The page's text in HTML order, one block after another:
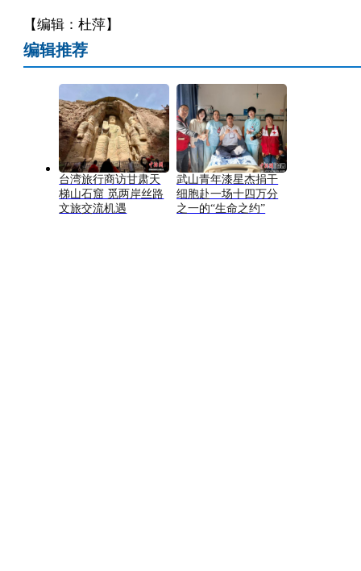
【编辑：杜萍】
编辑推荐
台湾旅行商访甘肃天
梯山石窟 觅两岸丝路
文旅交流机遇
武山青年漆星杰捐干
细胞赴一场十四万分
之一的“生命之约”